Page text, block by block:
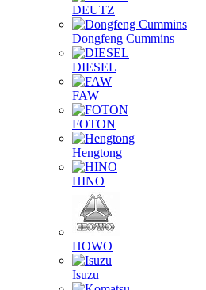
DEUTZ
Dongfeng Cummins
DIESEL
FAW
FOTON
Hengtong
HINO
HOWO
Isuzu